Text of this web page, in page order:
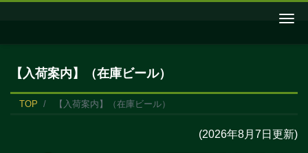
【入荷案内】（在庫ビール）
TOP 【入荷案内】（在庫ビール）
(2026年8月7日更新)